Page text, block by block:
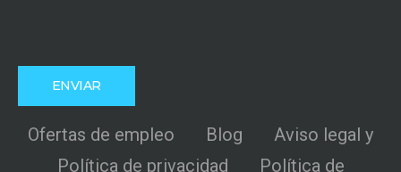
Ofertas de empleo Blog
Aviso legal y
Política de privacidad
Política de